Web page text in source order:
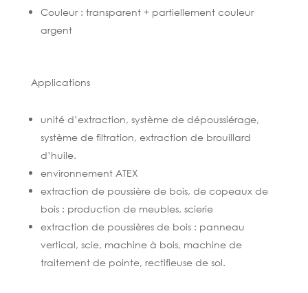
Couleur : transparent + partiellement couleur
argent
Applications
unité d’extraction, système de dépoussiérage,
système de filtration, extraction de brouillard
d’huile.
environnement ATEX
extraction de poussière de bois, de copeaux de
bois : production de meubles, scierie
extraction de poussières de bois : panneau
vertical, scie, machine à bois, machine de
traitement de pointe, rectifieuse de sol.